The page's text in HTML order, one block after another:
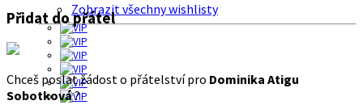
Zobrazit všechny wishlisty
Přidat do přátel
Chceš poslat žádost o přátelství pro Dominika Atigu
Sobotková?